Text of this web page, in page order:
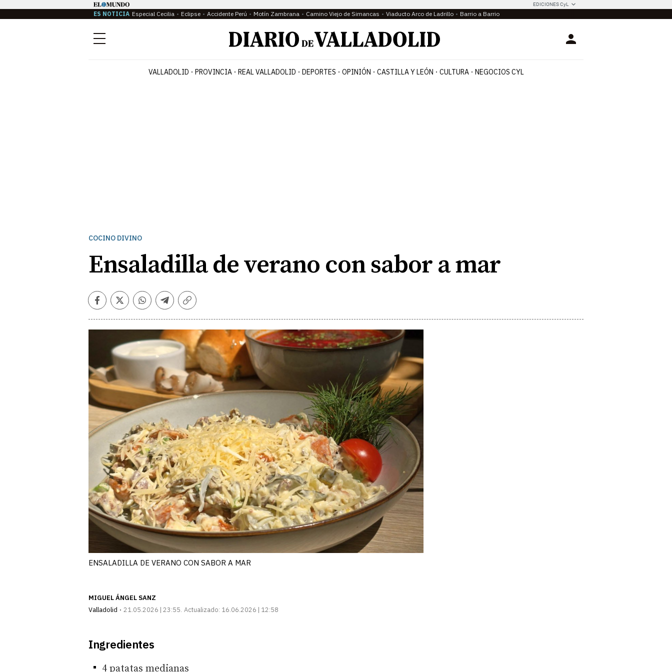
EDICIONES CyL
ES NOTICIA Especial Cecilia Eclipse Accidente Perú Motín Zambrana Camino Viejo de Simancas Viaducto Arco de Ladrillo Barrio a Barrio
Menú Login
VALLADOLID PROVINCIA REAL VALLADOLID DEPORTES OPINIÓN CASTILLA Y LEÓN CULTURA NEGOCIOS CYL
COCINO DIVINO
Ensaladilla de verano con sabor a mar
Facebook
TwitterWhatsapp
Telegram
Copiar
ENSALADILLA DE VERANO CON SABOR A MAR
MIGUEL ÁNGEL SANZ
Valladolid
21.05.2026 | 23:55 Actualizado: 16.06.2026 | 12:58
Ingredientes
4 patatas medianas